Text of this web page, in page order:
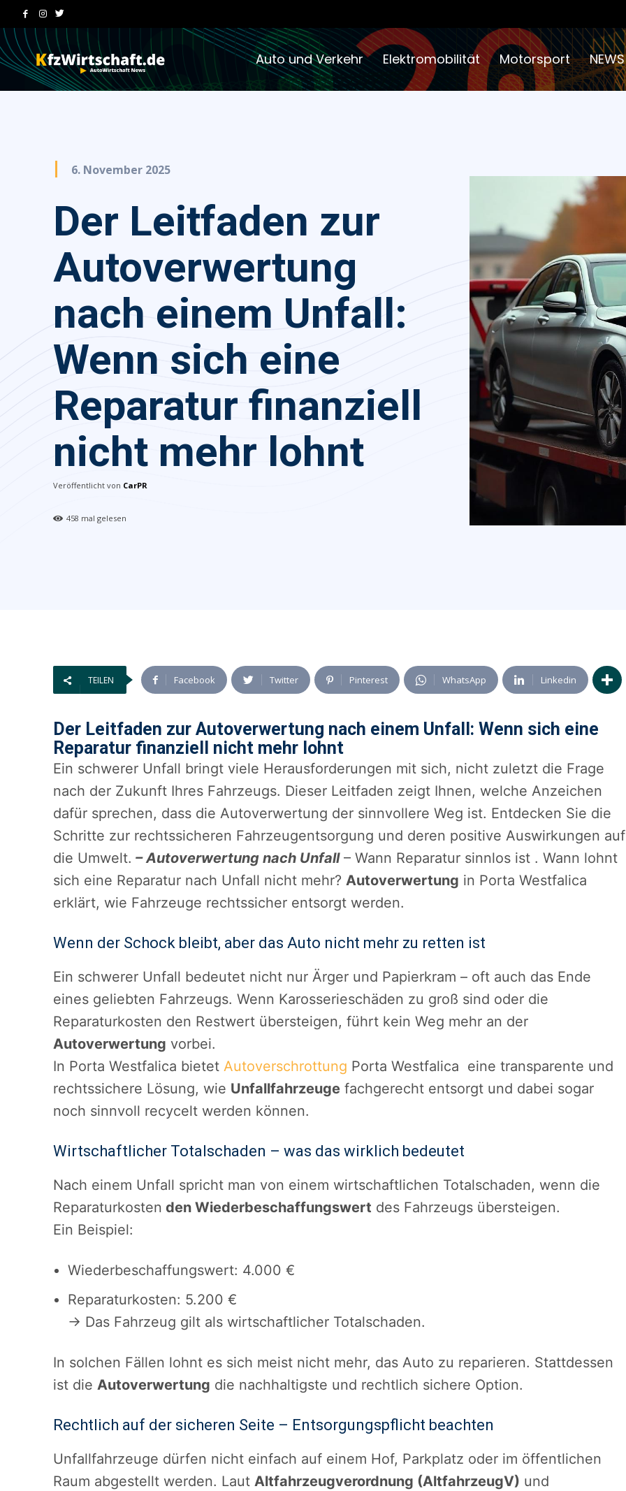
Auto und Verkehr Elektromobilität Motorsport NEWS
6. November 2025
Der Leitfaden zur
Autoverwertung
nach einem Unfall:
Wenn sich eine
Reparatur finanziell
nicht mehr lohnt
Veröffentlicht von CarPR
458 mal gelesen
TEILEN Facebook Twitter Pinterest WhatsApp Linkedin
Der Leitfaden zur Autoverwertung nach einem Unfall: Wenn sich eine
Reparatur finanziell nicht mehr lohnt
Ein schwerer Unfall bringt viele Herausforderungen mit sich, nicht zuletzt die Frage
nach der Zukunft Ihres Fahrzeugs. Dieser Leitfaden zeigt Ihnen, welche Anzeichen
dafür sprechen, dass die Autoverwertung der sinnvollere Weg ist. Entdecken Sie die
Schritte zur rechtssicheren Fahrzeugentsorgung und deren positive Auswirkungen auf
die Umwelt. – Autoverwertung nach Unfall– Wann Reparatur sinnlos ist . Wann lohnt
sich eine Reparatur nach Unfall nicht mehr? Autoverwertung in Porta Westfalica
erklärt, wie Fahrzeuge rechtssicher entsorgt werden.
Wenn der Schock bleibt, aber das Auto nicht mehr zu retten ist
Ein schwerer Unfall bedeutet nicht nur Ärger und Papierkram – oft auch das Ende
eines geliebten Fahrzeugs. Wenn Karosserieschäden zu groß sind oder die
Reparaturkosten den Restwert übersteigen, führt kein Weg mehr an der
Autoverwertung vorbei.
In Porta Westfalica bietet Autoverschrottung Porta Westfalica eine transparente und
rechtssichere Lösung, wie Unfallfahrzeuge fachgerecht entsorgt und dabei sogar
noch sinnvoll recycelt werden können.
Wirtschaftlicher Totalschaden – was das wirklich bedeutet
Nach einem Unfall spricht man von einem wirtschaftlichen Totalschaden, wenn die
Reparaturkosten den Wiederbeschaffungswert des Fahrzeugs übersteigen.
Ein Beispiel:
Wiederbeschaffungswert: 4.000 €
Reparaturkosten: 5.200 €
→ Das Fahrzeug gilt als wirtschaftlicher Totalschaden.
In solchen Fällen lohnt es sich meist nicht mehr, das Auto zu reparieren. Stattdessen
ist die Autoverwertung die nachhaltigste und rechtlich sichere Option.
Rechtlich auf der sicheren Seite – Entsorgungspflicht beachten
Unfallfahrzeuge dürfen nicht einfach auf einem Hof, Parkplatz oder im öffentlichen
Raum abgestellt werden. Laut Altfahrzeugverordnung (AltfahrzeugV) und